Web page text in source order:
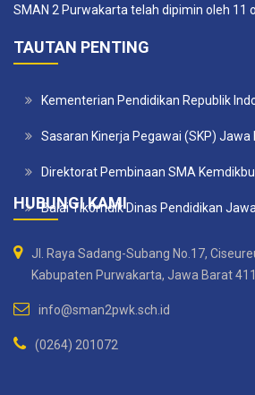
SMAN 2 Purwakarta telah dipimin oleh 11
TAUTAN PENTING
Kementerian Pendidikan Republik
Sasaran Kinerja Pegawai (SKP) Jawa
Direktorat Pembinaan SMA
Balai Tikomdik Dinas Pendidikan
HUBUNGI KAMI
Jl. Raya Sadang-Subang No.17,
Kabupaten Purwakarta, Jawa Barat
info@sman2pwk.sch.id
(0264) 201072